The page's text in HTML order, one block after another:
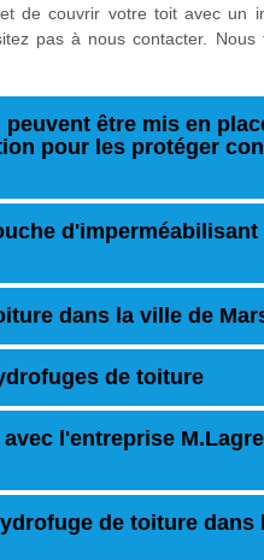
de couvrir votre toit avec un
pas à nous contacter.
être mis en
pour les protéger
d'imperméabilisant
dans la ville de
de toiture
l'entreprise
de toiture dans